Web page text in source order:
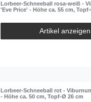
Lorbeer-Schneeball rosa-weiß -
'Eve Price' - Höhe ca. 55 cm,
Artikel anzeigen
Lorbeer-Schneeball rot -
- Höhe ca. 50 cm, Topf-Ø 26 cm